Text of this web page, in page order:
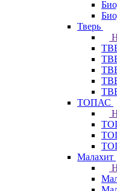
Тверь
ТОПАС
Малахит